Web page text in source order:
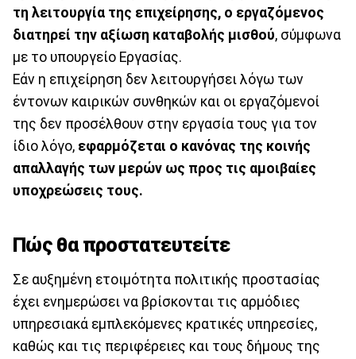
τη λειτουργία της επιχείρησης, ο εργαζόμενος
διατηρεί την αξίωση καταβολής μισθού, σύμφωνα
με το υπουργείο Εργασίας.
Εάν η επιχείρηση δεν λειτουργήσει λόγω των
έντονων καιρικών συνθηκών και οι εργαζόμενοί
της δεν προσέλθουν στην εργασία τους για τον
ίδιο λόγο, εφαρμόζεται ο κανόνας της κοινής
απαλλαγής των μερών ως προς τις αμοιβαίες
υποχρεώσεις τους.
Πώς θα προστατευτείτε
Σε αυξημένη ετοιμότητα πολιτικής προστασίας
έχει ενημερώσει να βρίσκονται τις αρμόδιες
υπηρεσιακά εμπλεκόμενες κρατικές υπηρεσίες,
καθώς και τις περιφέρειες και τους δήμους της